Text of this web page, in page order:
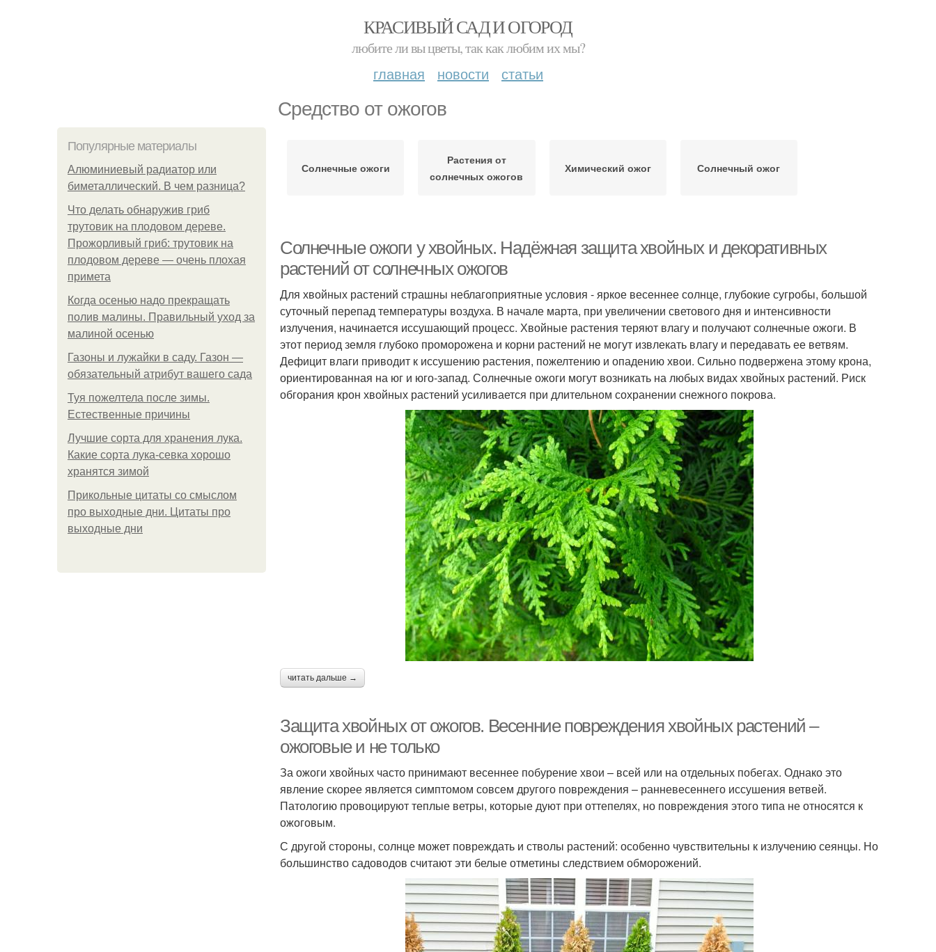
КРАСИВЫЙ САД И ОГОРОД
любите ли вы цветы, так как любим их мы?
главная новости статьи
Средство от ожогов
Популярные материалы
Алюминиевый радиатор или
биметаллический. В чем разница?
Что делать обнаружив гриб
трутовик на плодовом дереве.
Прожорливый гриб: трутовик на
плодовом дереве — очень плохая
примета
Когда осенью надо прекращать
полив малины. Правильный уход за
малиной осенью
Газоны и лужайки в саду. Газон —
обязательный атрибут вашего сада
Туя пожелтела после зимы.
Естественные причины
Лучшие сорта для хранения лука.
Какие сорта лука-севка хорошо
хранятся зимой
Прикольные цитаты со смыслом
про выходные дни. Цитаты про
выходные дни
Солнечные ожоги
Растения от
солнечных ожогов
Химический ожог Солнечный ожог
Солнечные ожоги у хвойных. Надёжная защита хвойных и декоративных
растений от солнечных ожогов
Для хвойных растений страшны неблагоприятные условия - яркое весеннее солнце, глубокие сугробы, большой
суточный перепад температуры воздуха. В начале марта, при увеличении светового дня и интенсивности
излучения, начинается иссушающий процесс. Хвойные растения теряют влагу и получают солнечные ожоги. В
этот период земля глубоко проморожена и корни растений не могут извлекать влагу и передавать ее ветвям.
Дефицит влаги приводит к иссушению растения, пожелтению и опадению хвои. Сильно подвержена этому крона,
ориентированная на юг и юго-запад. Солнечные ожоги могут возникать на любых видах хвойных растений. Риск
обгорания крон хвойных растений усиливается при длительном сохранении снежного покрова.
читать дальше →
Защита хвойных от ожогов. Весенние повреждения хвойных растений –
ожоговые и не только
За ожоги хвойных часто принимают весеннее побурение хвои – всей или на отдельных побегах. Однако это
явление скорее является симптомом совсем другого повреждения – ранневесеннего иссушения ветвей.
Патологию провоцируют теплые ветры, которые дуют при оттепелях, но повреждения этого типа не относятся к
ожоговым.
С другой стороны, солнце может повреждать и стволы растений: особенно чувствительны к излучению сеянцы. Но
большинство садоводов считают эти белые отметины следствием обморожений.